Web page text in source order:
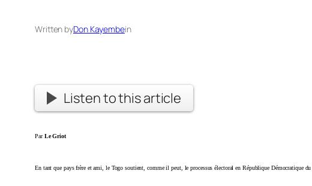
Written byDon Kayembein
Listen to this article
ParLe Griot
En tant que pays frère et ami, le Togo soutient, comme il peut, le processus électoral en République Démocratique